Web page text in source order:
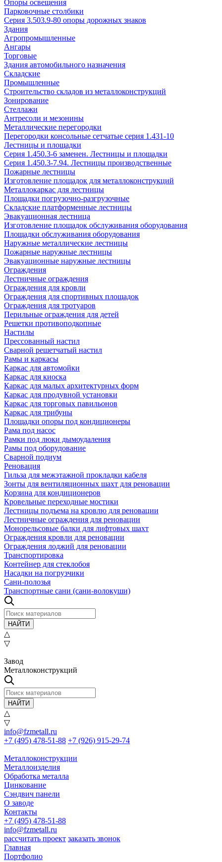
Опоры освещения
Парковочные столбики
Серия 3.503.9-80 опоры дорожных знаков
Здания
Агропромышленные
Ангары
Торговые
Здания автомобильного назначения
Складские
Промышленные
Строительство складов из металлоконструкций
Зонирование
Стеллажи
Антресоли и мезонины
Металлические перегородки
Перегородки консольные сетчатые серия 1.431-10
Лестницы и площадки
Серия 1.450.3-6 заменен. Лестницы и площадки
Серия 1.450.3-7.94. Лестницы производственные
Пожарные лестницы
Изготовление площадок для металлоконструкций
Металлокаркас для лестницы
Площадки погрузочно-разгрузочные
Складские платформенные лестницы
Эвакуационная лестница
Изготовление площадок обслуживания оборудования
Площадки обслуживания оборудования
Наружные металлические лестницы
Пожарные наружные лестницы
Эвакуационные наружные лестницы
Ограждения
Лестничные ограждения
Ограждения для кровли
Ограждения для спортивных площадок
Ограждения для тротуаров
Перильные ограждения для детей
Решетки противоподкопные
Настилы
Прессованный настил
Сварной решетчатый настил
Рамы и каркасы
Каркас для автомойки
Каркас для киоска
Каркас для малых архитектурных форм
Каркас для продувной установки
Каркас для торговых павильонов
Каркас для трибуны
Площадки опоры под кондиционеры
Рама под насос
Рамки под люки дымоудаления
Рамы под оборудование
Сварной подиум
Реновация
Гильза для межэтажной прокладки кабеля
Зонты для вентиляционных шахт для реновации
Корзина для кондиционеров
Кровельные переходные мостики
Лестницы подъема на кровлю для реновации
Лестничные ограждения для реновации
Монорельсовые балки для лифтовых шахт
Ограждения кровли для реновации
Ограждения лоджий для реновации
Транспортировка
Контейнер для стеклобоя
Насадки на погрузчики
Сани-полозья
Транспортные сани (сани-волокуши)
НАЙТИ
△
▽
Завод
Металлоконструкций
НАЙТИ
△
▽
info@fzmetall.ru
+7 (495) 478-51-88 +7 (926) 915-29-74
Металлоконструкции
Металлоизделия
Обработка металла
Цинкование
Сэндвич панели
О заводе
Контакты
+7 (495) 478-51-88
info@fzmetall.ru
рассчитать проект заказать звонок
Главная
Портфолио